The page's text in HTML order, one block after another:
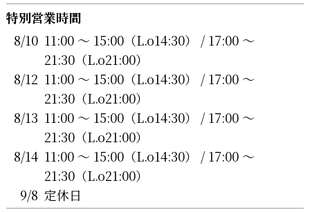
特別営業時間
8/10 11:00 〜 15:00（L.o14:30） / 17:00 〜
21:30（L.o21:00）
8/12 11:00 〜 15:00（L.o14:30） / 17:00 〜
21:30（L.o21:00）
8/13 11:00 〜 15:00（L.o14:30） / 17:00 〜
21:30（L.o21:00）
8/14 11:00 〜 15:00（L.o14:30） / 17:00 〜
21:30（L.o21:00）
9/8 定休日